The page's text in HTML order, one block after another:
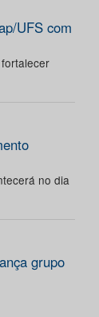
UFS com
no dia
grupo